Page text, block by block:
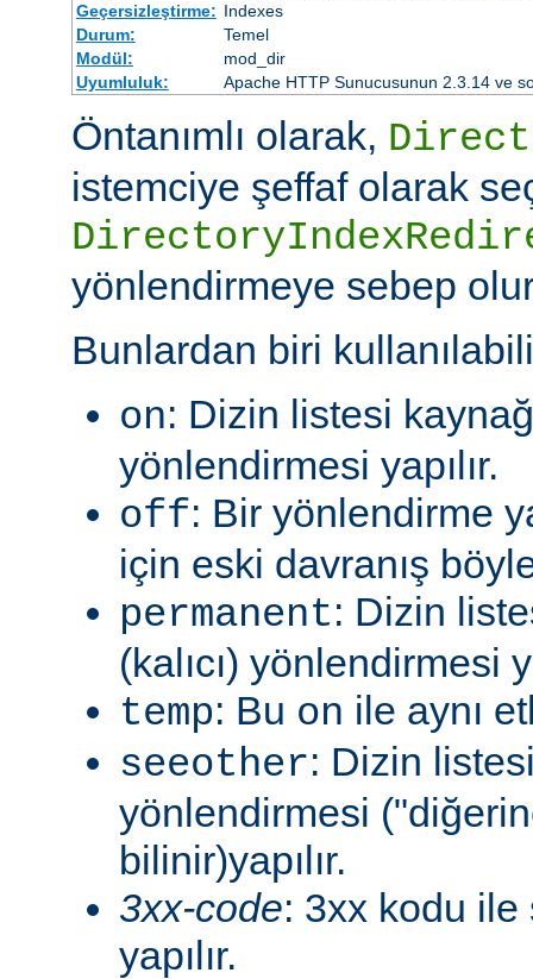
Geçersizleştirme: Indexes
Durum:
Temel
Modül:
mod_dir
Uyumluluk:
Apache HTTP Sunucusunun 2.3.14 ve
Öntanımlı olarak,
istemciye şeffaf olarak
yönlendirmeye sebep
Bunlardan biri
on: Dizin listesi
yönlendirmesi yapılır.
off: Bir yönlendirme
için eski davranış
permanent: Dizin
(kalıcı) yönlendirmesi
temp: Bu on ile aynı
seeother: Dizin
yönlendirmesi
bilinir)yapılır.
3xx-code: 3xx kodu
yapılır.